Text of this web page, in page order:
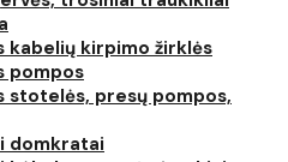
kabelių kirpimo žirklės
pompos
stotelės, presų pompos,
domkratai